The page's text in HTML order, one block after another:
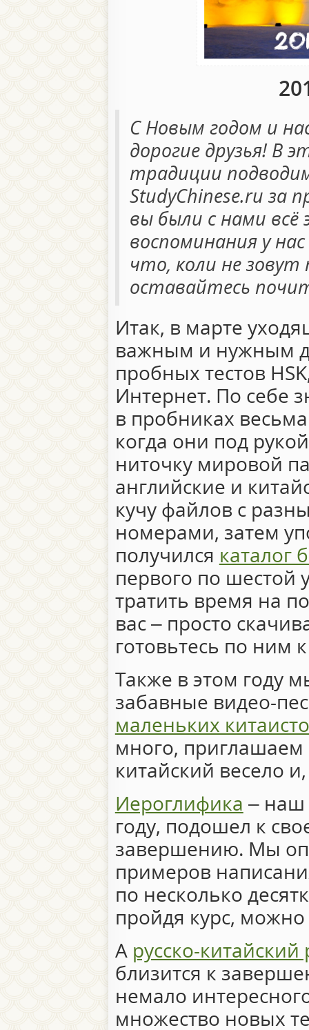
С Новым годом и
дорогие друзья! В
традиции
StudyChinese.ru за
вы были с нами всё
воспоминания у
что, коли не зовут
оставайтесь
Итак, в марте
важным и нужным
пробных тестов
Интернет. По себе
в пробниках
когда они под
ниточку мировой
английские и
кучу файлов с
номерами, затем
получился каталог
первого по шестой
тратить время на
вас – просто
готовьтесь по ним
Также в этом году
забавные видео-
маленьких
много,
китайский весело
Иероглифика – наш
году, подошел к
завершению. Мы
примеров
по несколько
пройдя курс,
А русско-
близится к
немало
множество новых